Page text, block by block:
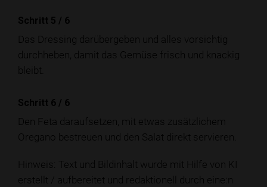
Schritt 5 / 6
Das Dressing darübergeben und alles vorsichtig
durchheben, damit das Gemüse frisch und knackig
bleibt.
Schritt 6 / 6
Den Feta daraufsetzen, mit etwas zusätzlichem
Oregano bestreuen und den Salat direkt servieren.
Hinweis: Text und Bildinhalt wurde mit Hilfe von KI
erstellt / aufbereitet und redaktionell durch eine:n